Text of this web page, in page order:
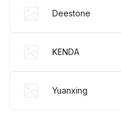
Deestone
KENDA
Yuanxing